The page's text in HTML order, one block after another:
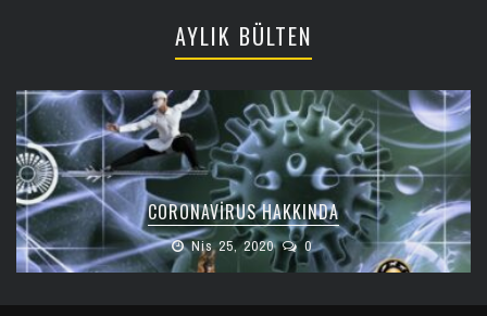
AYLIK BÜLTEN
CORONAVIRUS HAKKINDA
Nis 25, 2020 0